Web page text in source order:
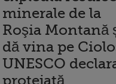
minerale de la
Roşia Montană
dă vina pe
UNESCO
protejată